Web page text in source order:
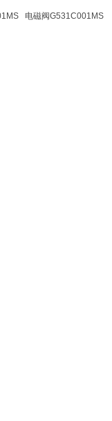
电磁阀G531C001MS